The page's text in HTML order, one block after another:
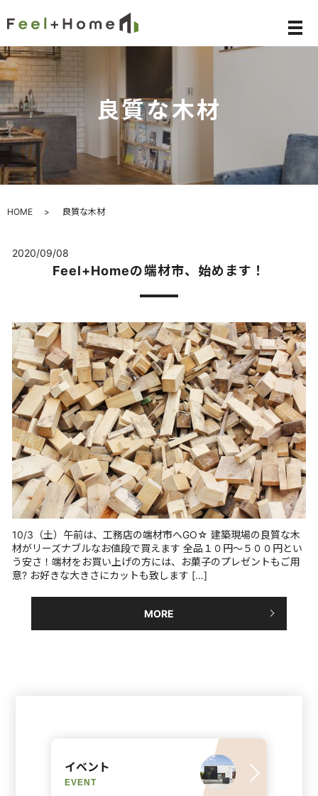
メ
良質な木材
HOME 良質な木材
2020/09/08
Feel+Homeの端材市、始めます！
10/3（土）午前は、工務店の端材市へGO☆ 建築現場の良質な木
材がリーズナブルなお値段で買えます 全品１０円～５００円とい
う安さ！端材をお買い上げの方には、お菓子のプレゼントもご用
意? お好きな大きさにカットも致します […]
MORE
イベント
EVENT